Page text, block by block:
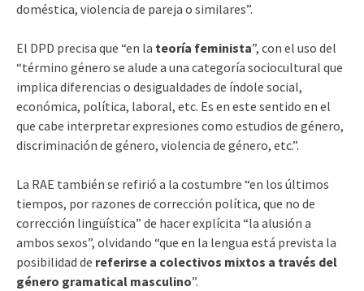
doméstica, violencia de pareja o similares”.
El DPD precisa que “en la teoría feminista”, con el uso del
“término género se alude a una categoría sociocultural que
implica diferencias o desigualdades de índole social,
económica, política, laboral, etc. Es en este sentido en el
que cabe interpretar expresiones como estudios de género,
discriminación de género, violencia de género, etc.”.
La RAE también se refirió a la costumbre “en los últimos
tiempos, por razones de corrección política, que no de
corrección lingüística” de hacer explícita “la alusión a
ambos sexos”, olvidando “que en la lengua está prevista la
posibilidad de referirse a colectivos mixtos a través del
género gramatical masculino”.